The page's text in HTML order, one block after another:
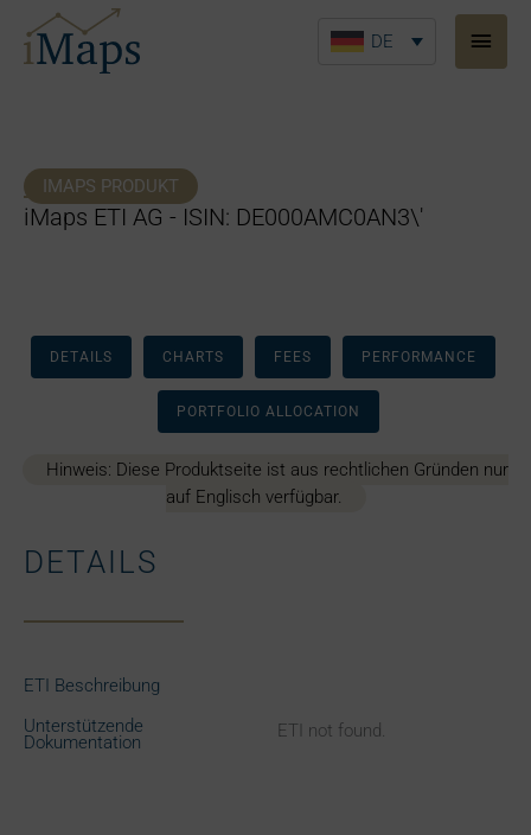
Inhalt
springen
DE
IMAPS PRODUKT
iMaps ETI AG - ISIN: DE000AMC0AN3\'
DETAILS CHARTS FEES PERFORMANCE
PORTFOLIO ALLOCATION
Hinweis: Diese Produktseite ist aus rechtlichen Gründen nur
auf Englisch verfügbar.
DETAILS
ETI Beschreibung
Unterstützende
Dokumentation
ETI not found.